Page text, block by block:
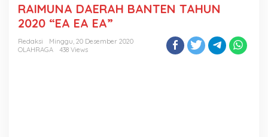
RAIMUNA DAERAH BANTEN TAHUN
2020 “EA EA EA”
Redaksi
Minggu, 20 Desember 2020
OLAHRAGA
438 Views